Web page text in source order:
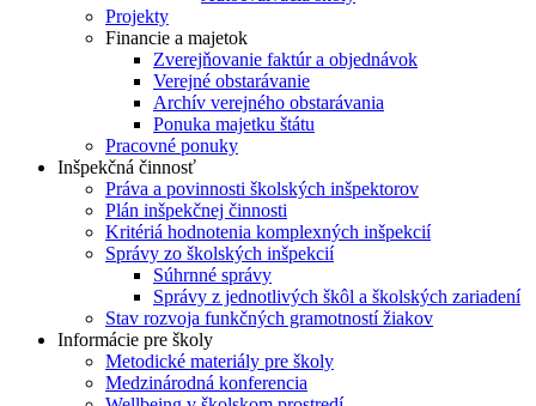
Projekty
Financie a majetok
Zverejňovanie faktúr a objednávok
Verejné obstarávanie
Archív verejného obstarávania
Ponuka majetku štátu
Pracovné ponuky
Inšpekčná činnosť
Práva a povinnosti školských inšpektorov
Plán inšpekčnej činnosti
Kritériá hodnotenia komplexných inšpekcií
Správy zo školských inšpekcií
Súhrnné správy
Správy z jednotlivých škôl a školských zariadení
Stav rozvoja funkčných gramotností žiakov
Informácie pre školy
Metodické materiály pre školy
Medzinárodná konferencia